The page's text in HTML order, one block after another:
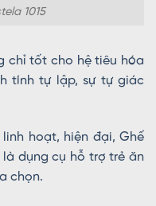
1015
chỉ tốt cho hệ tiêu hóa
tính tự lập, sự tự giác
hoạt, hiện đại, Ghế
là dụng cụ hỗ trợ trẻ ăn
chọn.